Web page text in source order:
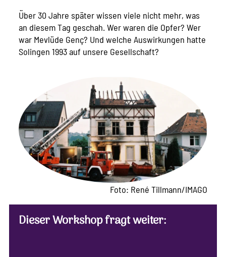
Über 30 Jahre später wissen viele nicht mehr, was
an diesem Tag geschah. Wer waren die Opfer? Wer
war Mevlüde Genç? Und welche Auswirkungen hatte
Solingen 1993 auf unsere Gesellschaft?
Foto: René Tillmann/IMAGO
Dieser Workshop fragt weiter: